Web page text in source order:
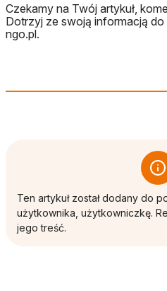
Czekamy na Twój artykuł,
Dotrzyj ze swoją informacją
ngo.pl.
Ten artykuł został dodany do
użytkownika, użytkowniczkę.
jego treść.